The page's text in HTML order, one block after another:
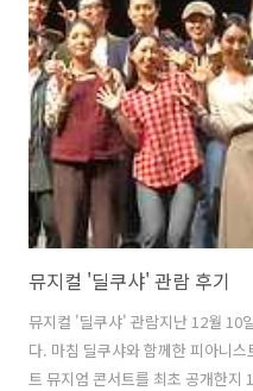
뮤지컬 '딜쿠샤' 관람 후기
뮤지컬 '딜쿠샤' 관람지난 12월 10
다. 마침 딜쿠샤와 함께한 피아니
트 뮤지엄 콘서트를 최초 공개한